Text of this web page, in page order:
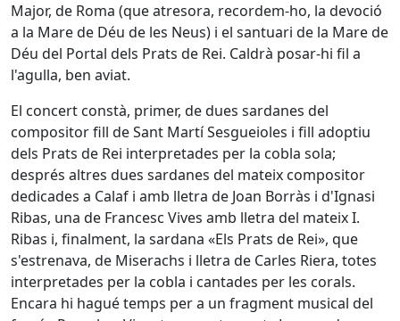
Major, de Roma (que atresora, recordem-ho, la devoció
a la Mare de Déu de les Neus) i el santuari de la Mare de
Déu del Portal dels Prats de Rei. Caldrà posar-hi fil a
l'agulla, ben aviat.
El concert constà, primer, de dues sardanes del
compositor fill de Sant Martí Sesgueioles i fill adoptiu
dels Prats de Rei interpretades per la cobla sola;
després altres dues sardanes del mateix compositor
dedicades a Calaf i amb lletra de Joan Borràs i d'Ignasi
Ribas, una de Francesc Vives amb lletra del mateix I.
Ribas i, finalment, la sardana «Els Prats de Rei», que
s'estrenava, de Miserachs i lletra de Carles Riera, totes
interpretades per la cobla i cantades per les corals.
Encara hi hagué temps per a un fragment musical del